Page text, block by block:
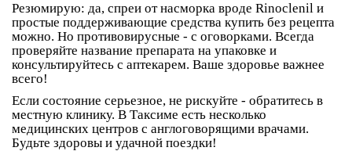
Резюмирую: да, спреи от насморка вроде Rinoclenil и
простые поддерживающие средства купить без рецепта
можно. Но противовирусные - с оговорками. Всегда
проверяйте название препарата на упаковке и
консультируйтесь с аптекарем. Ваше здоровье важнее
всего!
Если состояние серьезное, не рискуйте - обратитесь в
местную клинику. В Таксиме есть несколько
медицинских центров с англоговорящими врачами.
Будьте здоровы и удачной поездки!